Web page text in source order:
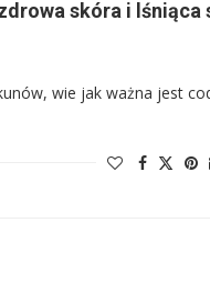
skóra i lśniąca
wie jak ważna jest